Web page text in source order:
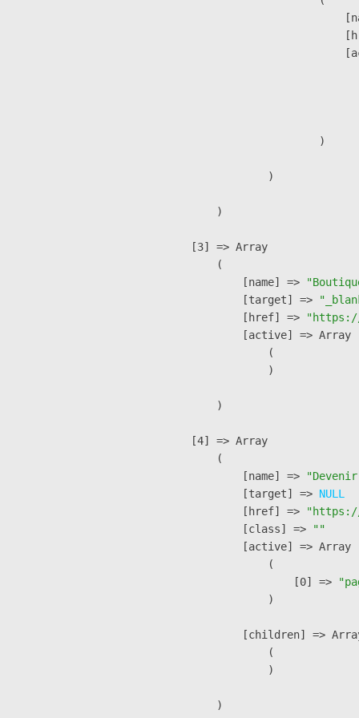
                        )
                )
        )
    [3] => Array
        (
            [name] =>
            [target] =>
            [href] =>
"https://
            [active] => Array
                (
                )
        )
    [4] => Array
        (
            [name] =>
"Devenir
            [target] =>
NULL
            [href] =>
"https://
            [class] =>
""
            [active] => Array
                (
                    [0] =>
                )
[children] =>
                (
                )
        )